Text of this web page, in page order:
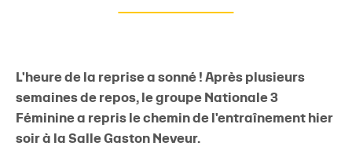
L'heure de la reprise a sonné ! Après plusieurs
semaines de repos, le groupe Nationale 3
Féminine a repris le chemin de l'entraînement hier
soir à la Salle Gaston Neveur.